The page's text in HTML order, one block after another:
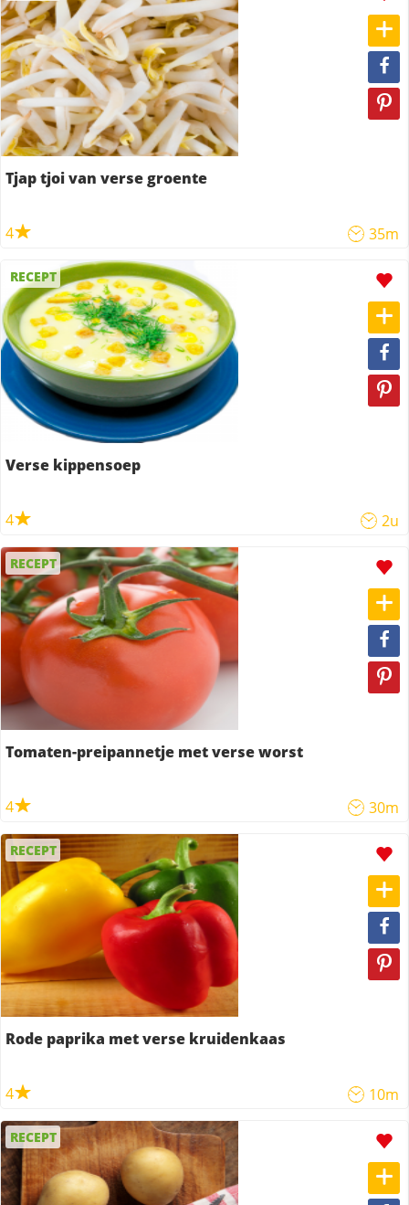
Tjap tjoi van verse groente
4 35m
RECEPT
Verse kippensoep
4 2u
RECEPT
Tomaten-preipannetje met verse worst
4 30m
RECEPT
Rode paprika met verse kruidenkaas
4 10m
RECEPT